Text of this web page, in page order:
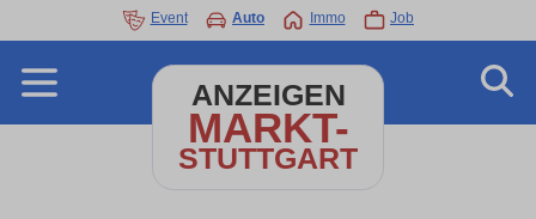
Event Auto Immo Job
ANZEIGEN
MARKT-
STUTTGART